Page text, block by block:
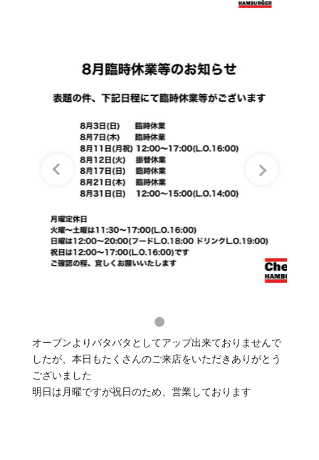
オープンよりバタバタとしてアップ出来ておりませんで
したが、本日もたくさんのご来店をいただきありがとう
ございました
明日は月曜ですが祝日のため、営業しております